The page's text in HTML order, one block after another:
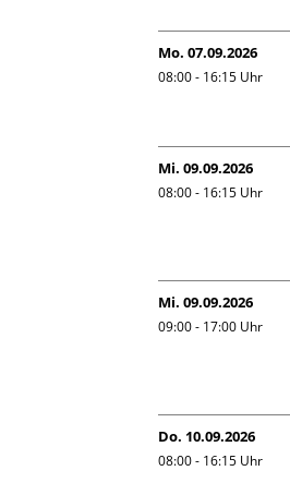
Mo. 07.09.2026
08:00 - 16:15 Uhr
Mi. 09.09.2026
08:00 - 16:15 Uhr
Mi. 09.09.2026
09:00 - 17:00 Uhr
Do. 10.09.2026
08:00 - 16:15 Uhr